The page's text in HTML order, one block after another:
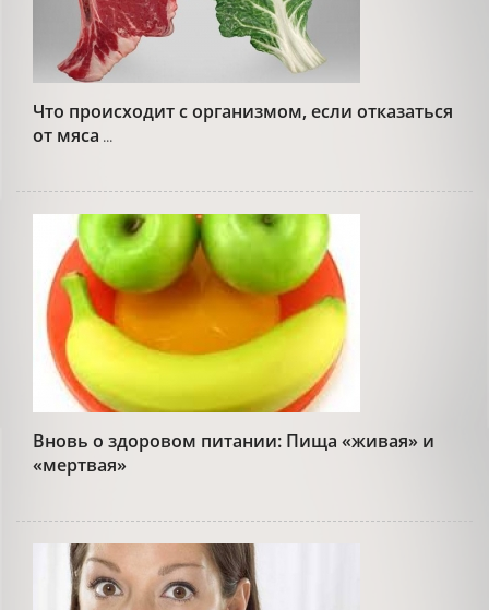
Что происходит с организмом, если отказаться
от мяса ...
Вновь о здоровом питании: Пища «живая» и
«мертвая»